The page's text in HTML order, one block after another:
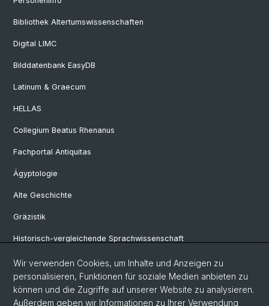
Bibliothek Altertumswissenschaften
Digital LIMC
Bilddatenbank EasyDB
Latinum & Graecum
HELLAS
Collegium Beatus Rhenanus
Fachportal Antiquitas
Ägyptologie
Alte Geschichte
Gräzistik
Historisch-vergleichende Sprachwissenschaft
Klassische Archäologie
Latinistik
Ur- und Frühgeschichtliche und Provinzialrömische Archäologie
Wir verwenden Cookies, um Inhalte und Anzeigen zu
personalisieren, Funktionen für soziale Medien anbieten zu
können und die Zugriffe auf unserer Website zu analysieren.
Außerdem geben wir Informationen zu Ihrer Verwendung